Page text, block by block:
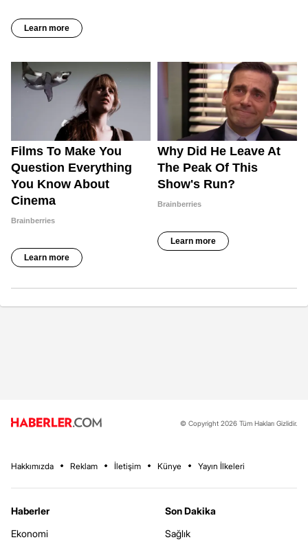
© Copyright 2026 Tüm Hakları Gizlidir.
Hakkımızda Reklam İletişim Künye Yayın İlkeleri
Haberler
Ekonomi
Son Dakika
Sağlık